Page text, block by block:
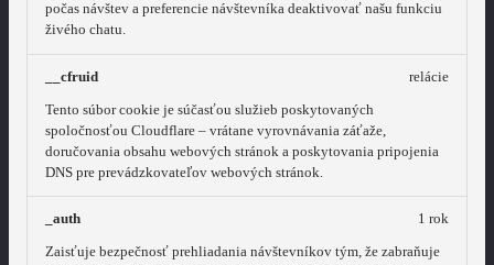
počas návštev a preferencie návštevníka deaktivovať našu funkciu
živého chatu.
__cfruid
Tento súbor cookie je súčasťou služieb poskytovaných
spoločnosťou Cloudflare – vrátane vyrovnávania záťaže,
doručovania obsahu webových stránok a poskytovania pripojenia
DNS pre prevádzkovateľov webových stránok.
relácie
_auth
Zaisťuje bezpečnosť prehliadania návštevníkov tým, že zabraňuje
1 rok